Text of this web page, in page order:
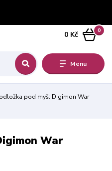
Menu
0
0 Kč
pod myš: Digimon War
War